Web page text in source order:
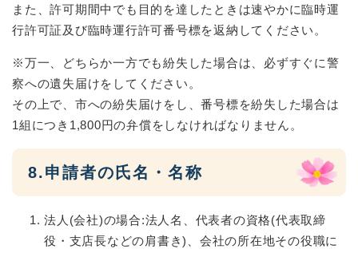
また、許可期間中でも目的を達したときは速やかに臨時運
行許可証及び臨時運行許可番号標を返納してください。
※万一、どちらか一方でも紛失した場合は、必ずすぐに警
察への遺失届けをしてください。
その上で、市への紛失届けをし、番号標を紛失した場合は
1組につき1,800円の弁償をしなければなりません。
8.申請者の氏名・名称
法人(会社)の場合:法人名、代表者の資格(代表取締
役・支店長などの肩書き)、会社の所在地その役職に